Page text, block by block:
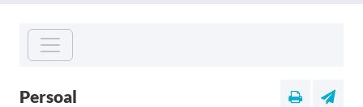
Persoal